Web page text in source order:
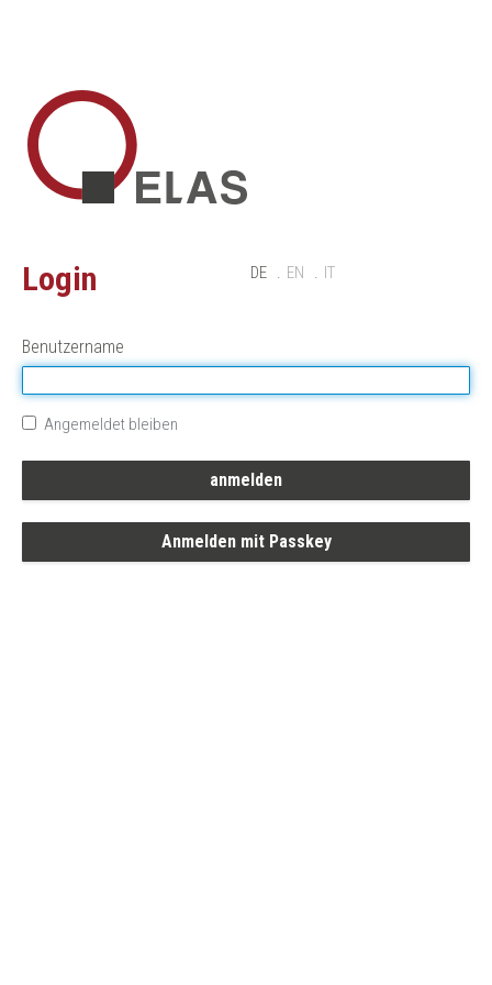
DE EN IT
Login
Benutzername
Angemeldet bleiben
Anmelden mit Passkey